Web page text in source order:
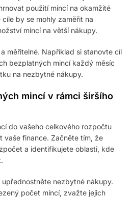
použití mincí na okamžité
by se mohly zaměřit na
mincí na větší nákupy.
měřitelné. Například si stanovte cíl
bezplatných mincí každý měsíc
na nezbytné nákupy.
mincí v rámci širšího
do vašeho celkového rozpočtu
vaše finance. Začněte tím, že
a identifikujete oblasti, kde
nezbytné nákupy.
počet mincí, zvažte jejich